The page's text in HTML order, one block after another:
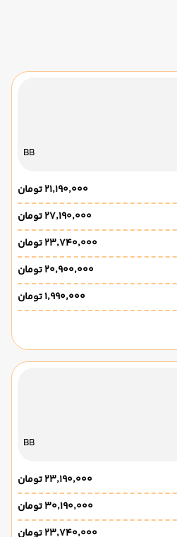
BB
۲۱٬۱۹۰٬۰۰۰ تومان
۲۷٬۱۹۰٬۰۰۰ تومان
۲۳٬۷۴۰٬۰۰۰ تومان
۲۰٬۹۰۰٬۰۰۰ تومان
۱٬۹۹۰٬۰۰۰ تومان
BB
۲۳٬۱۹۰٬۰۰۰ تومان
۳۰٬۱۹۰٬۰۰۰ تومان
۲۳٬۷۴۰٬۰۰۰ تومان